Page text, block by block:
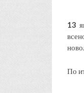
13
По